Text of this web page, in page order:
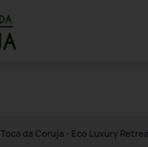
Toca da Coruja - Eco Luxury